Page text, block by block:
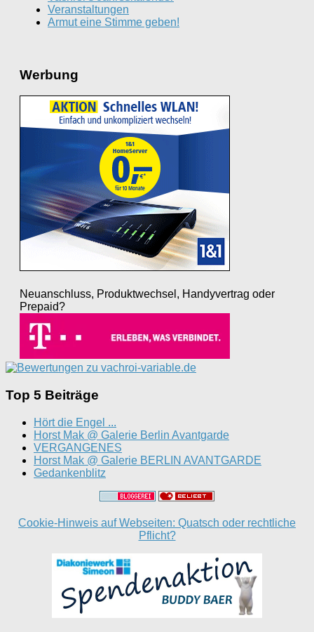
Veranstaltungen
Armut eine Stimme geben!
Werbung
Neuanschluss, Produktwechsel, Handyvertrag oder
Prepaid?
Top 5 Beiträge
Hört die Engel ...
Horst Mak @ Galerie Berlin Avantgarde
VERGANGENES
Horst Mak @ Galerie BERLIN AVANTGARDE
Gedankenblitz
Cookie-Hinweis auf Webseiten: Quatsch oder rechtliche
Pflicht?